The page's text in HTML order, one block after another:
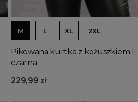
Dodaj do koszyka
M L XL 2XL
Pikowana kurtka z kożuszkiem
czarna
229,99 zł